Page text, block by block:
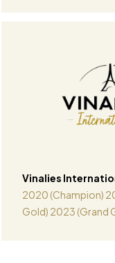
Vinalies
2020 (Champion)
Gold) 2023 (Grand